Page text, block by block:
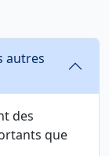
autres
des
que